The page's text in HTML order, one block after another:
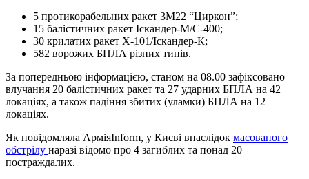
5 протикорабельних ракет 3М22 “Циркон”;
15 балістичних ракет Іскандер-М/С-400;
30 крилатих ракет Х-101/Іскандер-К;
582 ворожих БПЛА різних типів.
За попередньою інформацією, станом на 08.00 зафіксовано
влучання 20 балістичних ракет та 27 ударних БПЛА на 42
локаціях, а також падіння збитих (уламки) БПЛА на 12
локаціях.
Як повідомляла АрміяInform, у Києві внаслідок масованого
обстрілу наразі відомо про 4 загиблих та понад 20
постраждалих.